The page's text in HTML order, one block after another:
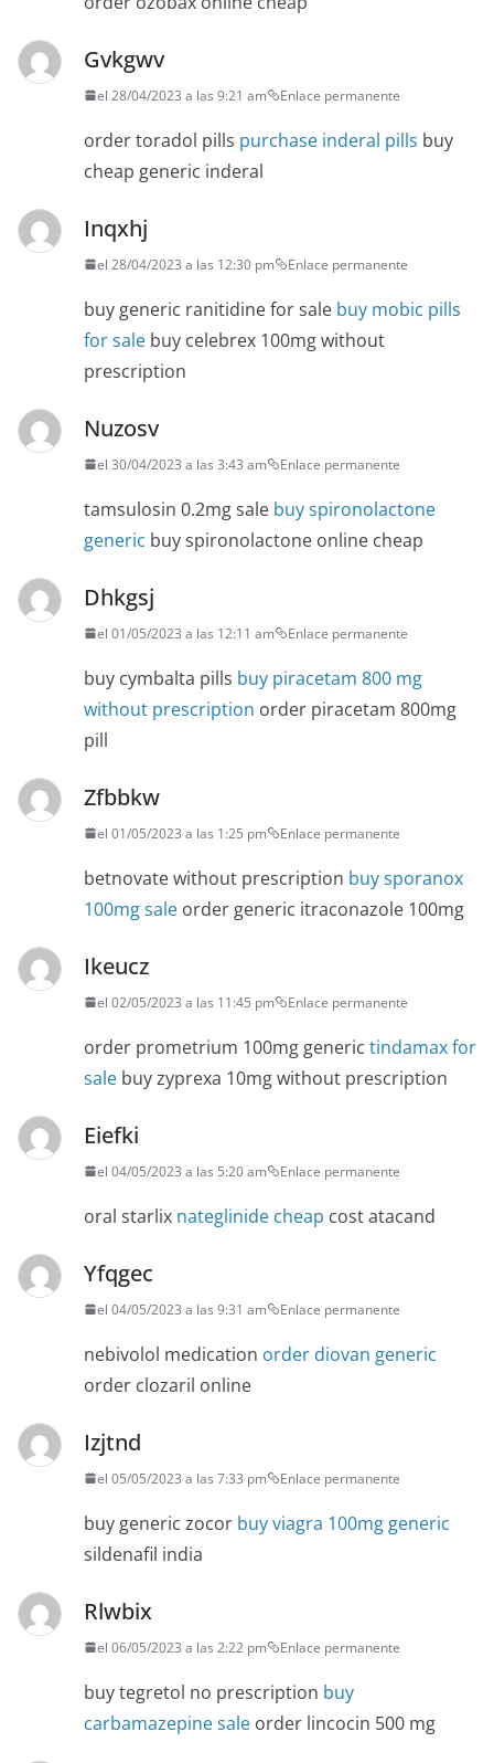
Gvkgwv
el 28/04/2023 a las 9:21 am Enlace permanente
order toradol pills purchase inderal pills buy
cheap generic inderal
Inqxhj
el 28/04/2023 a las 12:30 pm Enlace permanente
buy generic ranitidine for sale buy mobic pills
for sale buy celebrex 100mg without
prescription
Nuzosv
el 30/04/2023 a las 3:43 am Enlace permanente
tamsulosin 0.2mg sale buy spironolactone
generic buy spironolactone online cheap
Dhkgsj
el 01/05/2023 a las 12:11 am Enlace permanente
buy cymbalta pills buy piracetam 800 mg
without prescription order piracetam 800mg
pill
Zfbbkw
el 01/05/2023 a las 1:25 pm Enlace permanente
betnovate without prescription buy sporanox
100mg sale order generic itraconazole 100mg
Ikeucz
el 02/05/2023 a las 11:45 pm Enlace permanente
order prometrium 100mg generic tindamax for
sale buy zyprexa 10mg without prescription
Eiefki
el 04/05/2023 a las 5:20 am Enlace permanente
oral starlix nateglinide cheap cost atacand
Yfqgec
el 04/05/2023 a las 9:31 am Enlace permanente
nebivolol medication order diovan generic
order clozaril online
Izjtnd
el 05/05/2023 a las 7:33 pm Enlace permanente
buy generic zocor buy viagra 100mg generic
sildenafil india
Rlwbix
el 06/05/2023 a las 2:22 pm Enlace permanente
buy tegretol no prescription buy
carbamazepine sale order lincocin 500 mg